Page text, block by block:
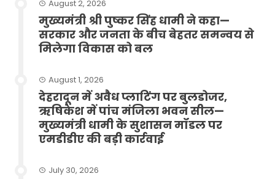
August 2, 2026
मुख्यमंत्री श्री पुष्कर सिंह धामी ने कहा—
सरकार और जनता के बीच बेहतर समन्वय से
मिलेगा विकास को बल
August 1, 2026
देहरादून में अवैध प्लाटिंग पर बुलडोजर,
ऋषिकेश में पांच मंजिला भवन सील—
मुख्यमंत्री धामी के सुशासन मॉडल पर
एमडीडीए की बड़ी कार्रवाई
July 30, 2026